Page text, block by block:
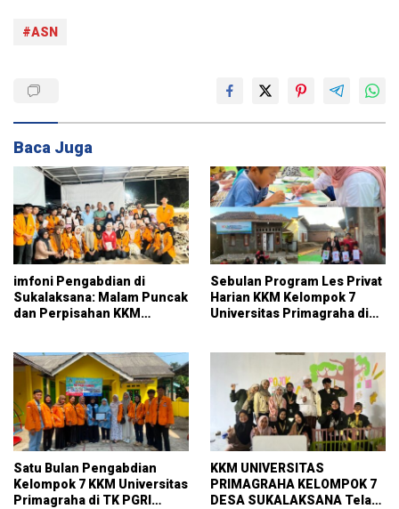
#ASN
Baca Juga
imfoni Pengabdian di
Sukalaksana: Malam Puncak
dan Perpisahan KKM
Sebulan Program Les Privat
Harian KKM Kelompok 7
Universitas Primagraha di
Satu Bulan Pengabdian
Kelompok 7 KKM Universitas
Primagraha di TK PGRI
KKM UNIVERSITAS
PRIMAGRAHA KELOMPOK 7
DESA SUKALAKSANA Telah